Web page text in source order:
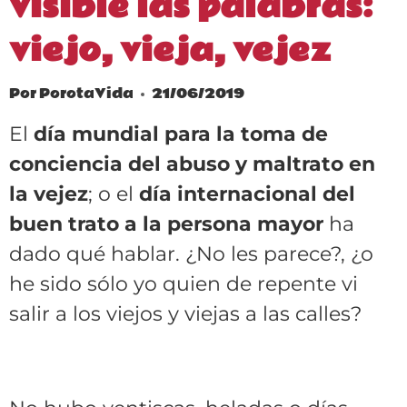
viejo, vieja, vejez
PorPorotaVida 21/06/2019
El día mundial para la toma de
conciencia del abuso y maltrato en
la vejez; o el día internacional del
buen trato a la persona mayor ha
dado qué hablar. ¿No les parece?, ¿o
he sido sólo yo quien de repente vi
salir a los viejos y viejas a las calles?